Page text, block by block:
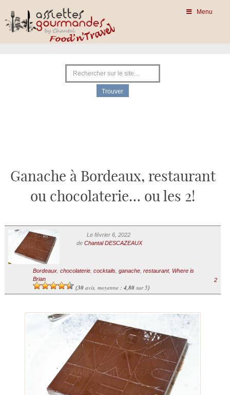
Menu
Ganache à Bordeaux, restaurant
ou chocolaterie… ou les 2!
Le février 6, 2022
de Chantal DESCAZEAUX
Bordeaux, chocolaterie, cocktails, ganache, restaurant, Where is
Brian
(30avis, moyenne : 4,80sur 5)
2